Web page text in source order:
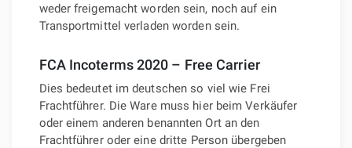
weder freigemacht worden sein, noch auf ein
Transportmittel verladen worden sein.
FCA Incoterms 2020 – Free Carrier
Dies bedeutet im deutschen so viel wie Frei
Frachtführer. Die Ware muss hier beim Verkäufer
oder einem anderen benannten Ort an den
Frachtführer oder eine dritte Person übergeben